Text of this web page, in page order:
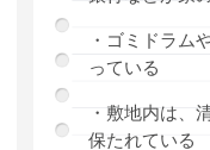
・ゴミドラム
っている
・敷地内は、
保たれている